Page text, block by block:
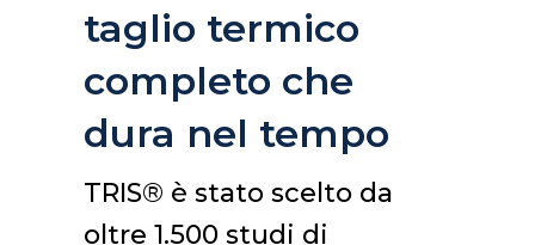
taglio termico
completo che
dura nel tempo
TRIS® è stato scelto da
oltre 1.500 studi di